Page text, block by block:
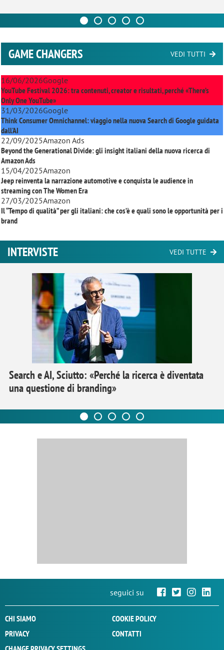
GAME CHANGERS VEDI TUTTI
16/06/2026Google
YouTube Festival 2026: tra contenuti, creator e risultati, perché «There’s
Only One YouTube»
31/03/2026Google
Think Consumer Omnichannel: viaggio nella nuova Search di Google guidata
dall'AI
22/09/2025Amazon Ads
Beyond the Generational Divide: gli insight italiani della nuova ricerca di
Amazon Ads
15/04/2025Amazon
Jeep reinventa la narrazione automotive e conquista le audience in
streaming conThe Women Era
27/03/2025Amazon
Il “Tempo di qualità” per gli italiani: che cos’è e quali sono le opportunità per i
brand
INTERVISTE VEDI TUTTE
Search e AI, Sciutto: «Perché la ricerca è diventata
una questione di branding»
seguici su
CHI SIAMO
COOKIE POLICY
PRIVACY
CONTATTI